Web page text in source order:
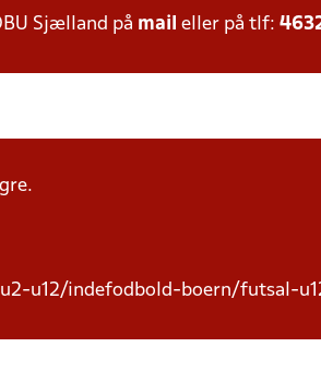
Sjælland på mail eller på tlf:
u12/indefodbold-boern/futsal-